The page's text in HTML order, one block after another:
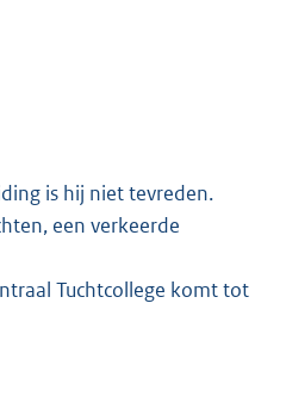
is hij niet tevreden.
een verkeerde
Tuchtcollege komt tot